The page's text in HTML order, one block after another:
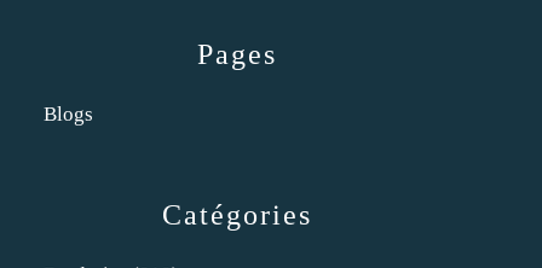
Catégories
Pages
Blogs